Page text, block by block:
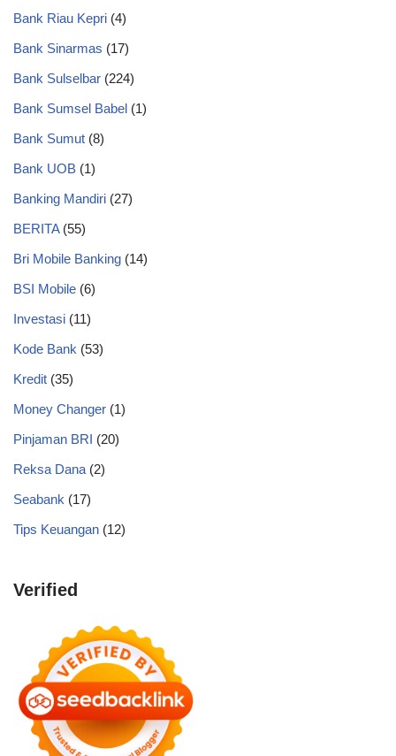
Bank Riau Kepri (4)
Bank Sinarmas (17)
Bank Sulselbar (224)
Bank Sumsel Babel (1)
Bank Sumut (8)
Bank UOB (1)
Banking Mandiri (27)
BERITA(55)
Bri Mobile Banking (14)
BSI Mobile (6)
Investasi (11)
Kode Bank (53)
Kredit (35)
Money Changer (1)
Pinjaman BRI (20)
Reksa Dana (2)
Seabank (17)
Tips Keuangan (12)
Verified